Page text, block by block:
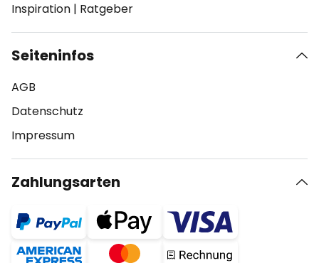
Inspiration | Ratgeber
Seiteninfos
AGB
Datenschutz
Impressum
Zahlungsarten